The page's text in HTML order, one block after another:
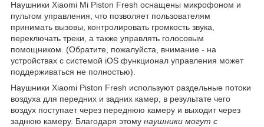
Наушники Xiaomi Mi Piston Fresh оснащены микрофоном и
пультом управления, что позволяет пользователям
принимать вызовы, контролировать громкость звука,
переключать треки, а также управлять голосовым
помощником. (Обратите, пожалуйста, внимание - на
устройствах с системой iOS функционал управления может
поддерживаться не полностью).
Наушники Xiaomi Piston Fresh используют раздельные потоки
воздуха для передних и задних камер, в результате чего
воздух поступает через переднюю камеру и выходит через
заднюю камеру. Благодаря этому наушники могут с